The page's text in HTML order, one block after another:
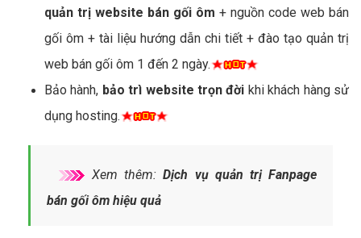
quản trị website bán gối ôm + nguồn code web bán
gối ôm + tài liệu hướng dẫn chi tiết + đào tạo quản trị
web bán gối ôm 1 đến 2 ngày.
Bảo hành, bảo trì website trọn đời khi khách hàng sử
dụng hosting.
Xem thêm:Dịch vụ quản trị Fanpage
bán gối ôm hiệu quả